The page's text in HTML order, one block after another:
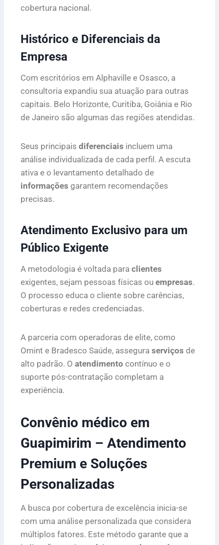
cobertura nacional.
Histórico e Diferenciais da
Empresa
Com escritórios em Alphaville e Osasco, a
consultoria expandiu sua atuação para outras
capitais. Belo Horizonte, Curitiba, Goiânia e Rio
de Janeiro são algumas das regiões atendidas.
Seus principais diferenciais incluem uma
análise individualizada de cada perfil. A escuta
ativa e o levantamento detalhado de
informações garantem recomendações
precisas.
Atendimento Exclusivo para um
Público Exigente
A metodologia é voltada para clientes
exigentes, sejam pessoas físicas ou empresas.
O processo educa o cliente sobre carências,
coberturas e redes credenciadas.
A parceria com operadoras de elite, como
Omint e Bradesco Saúde, assegura serviços de
alto padrão. O atendimento contínuo e o
suporte pós-contratação completam a
experiência.
Convênio médico em
Guapimirim – Atendimento
Premium e Soluções
Personalizadas
A busca por cobertura de excelência inicia-se
com uma análise personalizada que considera
múltiplos fatores. Este método garante que a